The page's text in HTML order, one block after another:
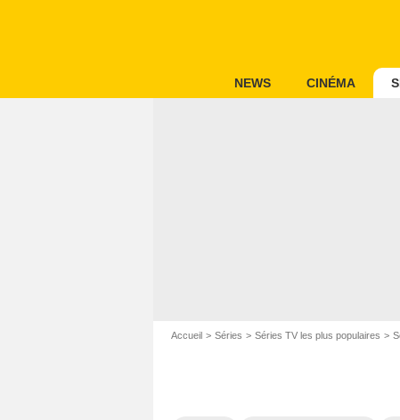
NEWS CINÉMA
Accueil Séries Séries TV les plus populaires